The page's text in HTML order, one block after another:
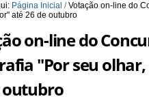
Página Inicial /Votação on-line do
até 26 de outubro
on-line do
"Por seu
outubro